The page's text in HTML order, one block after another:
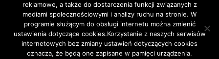
Nota prawna Polityka prywatnosci Kariera Regulamin
reklamowe, a także do dostarczenia funkcji związanych z
mediami społecznościowymi i analizy ruchu na stronie. W
programie służącym do obsługi internetu można zmienić
ustawienia dotyczące cookies.Korzystanie z naszych serwisów
internetowych bez zmiany ustawień dotyczących cookies
oznacza, że będą one zapisane w pamięci urządzenia.